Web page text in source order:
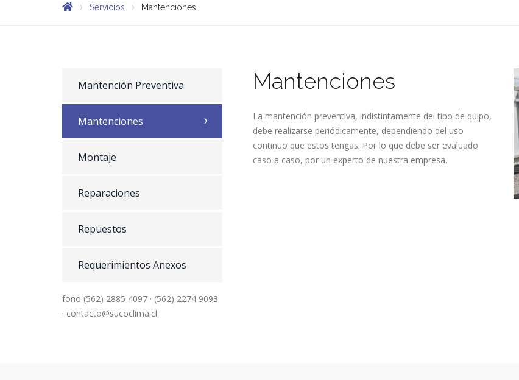
Servicios Mantenciones
Mantención Preventiva
Mantenciones
Montaje
Reparaciones
Repuestos
Requerimientos Anexos
fono (562) 2885 4097 · (562) 2274 9093
· contacto@sucoclima.cl
Mantenciones
La mantención preventiva, indistintamente del tipo de quipo,
debe realizarse periódicamente, dependiendo del uso
continuo que estos tengas. Por lo que debe ser evaluado
caso a caso, por un experto de nuestra empresa.